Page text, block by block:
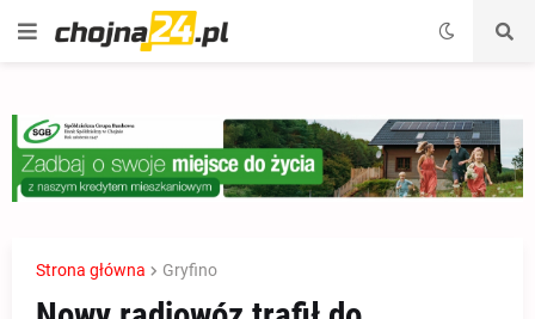
Strona główna Gryfino